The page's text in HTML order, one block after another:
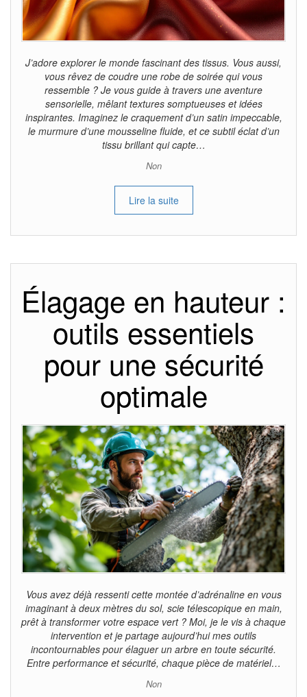
J’adore explorer le monde fascinant des tissus. Vous aussi,
vous rêvez de coudre une robe de soirée qui vous
ressemble ? Je vous guide à travers une aventure
sensorielle, mêlant textures somptueuses et idées
inspirantes. Imaginez le craquement d’un satin impeccable,
le murmure d’une mousseline fluide, et ce subtil éclat d’un
tissu brillant qui capte…
Non
Lire la suite
Élagage en hauteur :
outils essentiels
pour une sécurité
optimale
Vous avez déjà ressenti cette montée d’adrénaline en vous
imaginant à deux mètres du sol, scie télescopique en main,
prêt à transformer votre espace vert ? Moi, je le vis à chaque
intervention et je partage aujourd’hui mes outils
incontournables pour élaguer un arbre en toute sécurité.
Entre performance et sécurité, chaque pièce de matériel…
Non